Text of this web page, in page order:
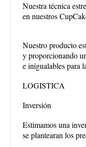
Nuestra técnica
en nuestros
Nuestro producto
y proporcionando
e inigualables para
LOGISTICA
Inversión
Estimamos una
se plantearan los